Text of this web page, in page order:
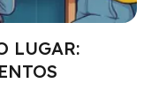
LUGAR: